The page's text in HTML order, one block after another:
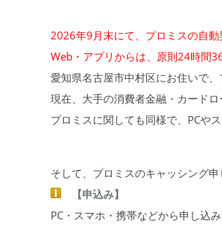
2026年9月末にて、プロミスの自動
Web・アプリからは、原則24時間
愛知県名古屋市中村区にお住いで
現在、大手の消費者金融・カード
プロミスに関しても同様で、PCや
そして、プロミスのキャッシング
【申込み】
PC・スマホ・携帯などから申し込み